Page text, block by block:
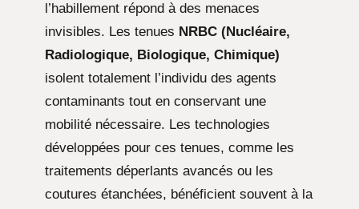
l’habillement répond à des menaces
invisibles. Les tenues NRBC (Nucléaire,
Radiologique, Biologique, Chimique)
isolent totalement l’individu des agents
contaminants tout en conservant une
mobilité nécessaire. Les technologies
développées pour ces tenues, comme les
traitements déperlants avancés ou les
coutures étanchées, bénéficient souvent à la